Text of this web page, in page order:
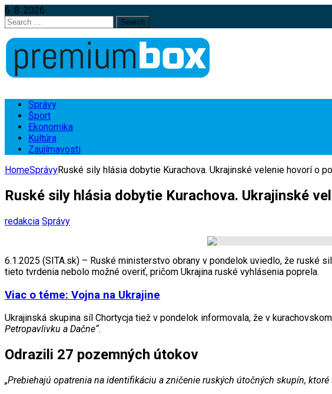
6. 8. 2026
Search
for:
Správy
Šport
Ekonomika
Kultúra
Zaujímavosti
HomeSprávyRuské sily hlásia dobytie Kurachova. Ukrajinské velenie hovorí o
Ruské sily hlásia dobytie Kurachova. Ukrajinské
redakcia Správy
6.1.2025 (SITA.sk) – Ruské ministerstvo obrany v pondelok uviedlo, že ruské
tieto tvrdenia nebolo možné overiť, pričom Ukrajina ruské vyhlásenia poprela.
Viac o téme: Vojna na Ukrajine
Ukrajinská skupina síl Chortycja tiež v pondelok informovala, že v
Petropavlivku a Dačne“.
Odrazili 27 pozemných útokov
„Prebiehajú opatrenia na identifikáciu a zničenie ruských útočných skupín,